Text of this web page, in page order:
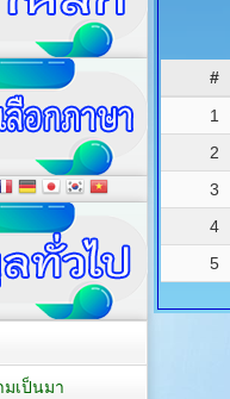
#
1
2
3
4
5
เป็นมา